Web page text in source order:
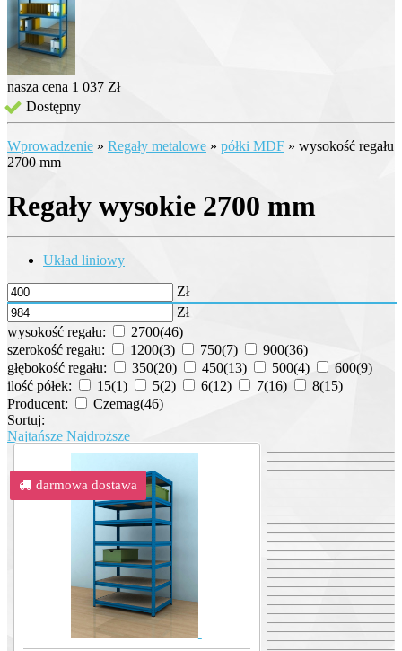
nasza cena 1 037 Zł
Dostępny
Wprowadzenie » Regały metalowe » półki MDF » wysokość regału
2700 mm
Regały wysokie 2700 mm
Układ liniowy
Zł
Zł
wysokość regału:
2700(46)
szerokość regału:
1200(3) 750(7) 900(36)
głębokość regału:
350(20) 450(13) 500(4) 600(9)
ilość półek:
15(1) 5(2) 6(12) 7(16) 8(15)
Producent:
Czemag(46)
Sortuj:
Najtańsze Najdroższe
darmowa dostawa